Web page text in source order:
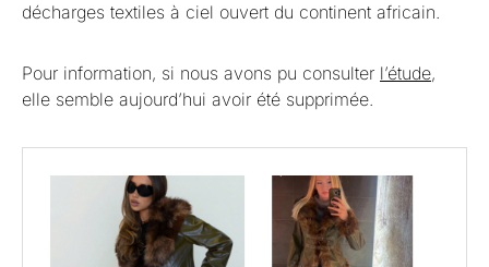
décharges textiles à ciel ouvert du continent africain.
Pour information, si nous avons pu consulter l’étude,
elle semble aujourd’hui avoir été supprimée.